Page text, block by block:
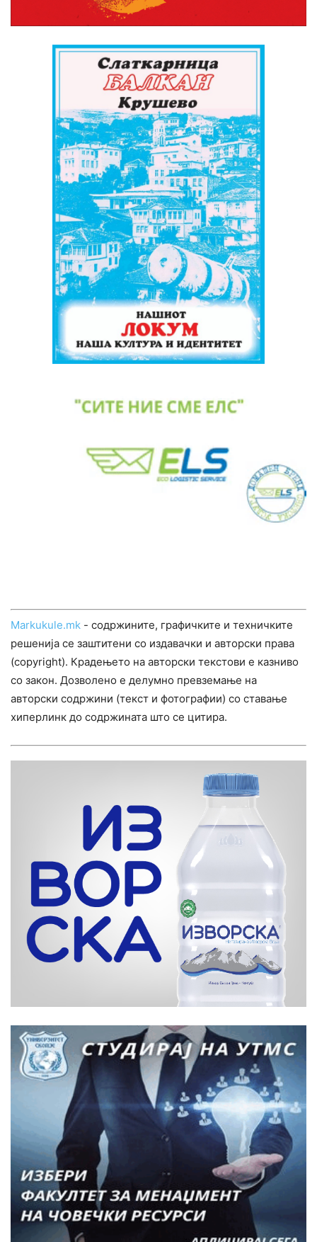
Markukule.mk - содржините, графичките и техничките
решенија се заштитени со издавачки и авторски права
(copyright). Крадењето на авторски текстови е казниво
со закон. Дозволено е делумно превземање на
авторски содржини (текст и фотографии) со ставање
хиперлинк до содржината што се цитира.